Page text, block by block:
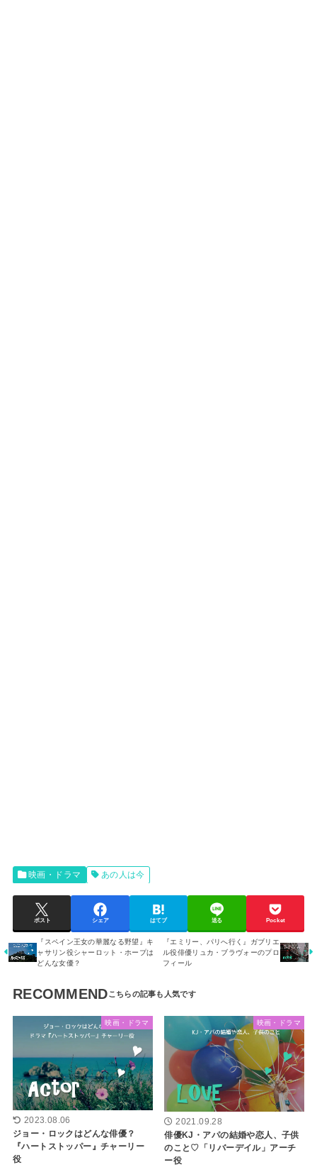
映画・ドラマ あの人は今
ポスト シェア はてブ 送る Pocket
『スペイン王女の華麗なる野望』キ
ャサリン役シャーロット・ホープは
どんな女優？
『エミリー、パリへ行く』ガブリエ
ル役俳優リュカ・ブラヴォーのプロ
フィール
RECOMMEND
映画・ドラマ
2023.08.06
ジョー・ロックはどんな俳優？
『ハートストッパー』チャーリー
役
映画・ドラマ
2021.09.28
俳優KJ・アパの結婚や恋人、子供
のこと♡「リバーデイル」アーチ
ー役